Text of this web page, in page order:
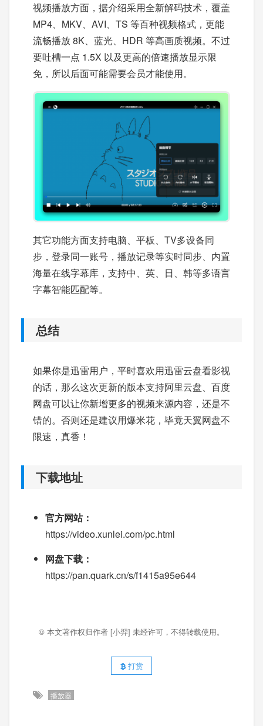
视频播放方面，据介绍采用全新解码技术，覆盖
MP4、MKV、AVI、TS 等百种视频格式，更能
流畅播放 8K、蓝光、HDR 等高画质视频。不过
要吐槽一点 1.5X 以及更高的倍速播放显示限
免，所以后面可能需要会员才能使用。
其它功能方面支持电脑、平板、TV多设备同
步，登录同一账号，播放记录等实时同步、内置
海量在线字幕库，支持中、英、日、韩等多语言
字幕智能匹配等。
总结
如果你是迅雷用户，平时喜欢用迅雷云盘看影视
的话，那么这次更新的版本支持阿里云盘、百度
网盘可以让你新增更多的视频来源内容，还是不
错的。否则还是建议用爆米花，毕竟天翼网盘不
限速，真香！
下载地址
官方网站：
https://video.xunlei.com/pc.html
网盘下载：
https://pan.quark.cn/s/f1415a95e644
© 本文著作权归作者 [小羿] 未经许可，不得转载使用。
打赏
播放器